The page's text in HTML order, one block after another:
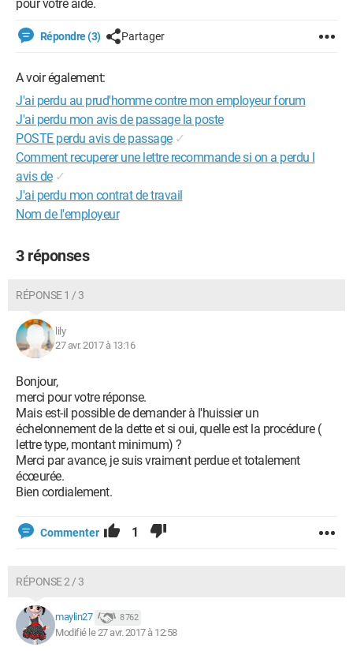
pour votre aide.
Répondre (3) Partager
A voir également:
J'ai perdu au prud'homme contre mon employeur forum
J'ai perdu mon avis de passage la poste
POSTE perdu avis de passage ✓
Comment recuperer une lettre recommande si on a perdu l
avis de ✓
J'ai perdu mon contrat de travail
Nom de l'employeur
3 réponses
RÉPONSE 1 / 3
lily
27 avr. 2017 à 13:16
Bonjour,
merci pour votre réponse.
Mais est-il possible de demander à l'huissier un
échelonnement de la dette et si oui, quelle est la procédure (
lettre type, montant minimum) ?
Merci par avance, je suis vraiment perdue et totalement
écœurée.
Bien cordialement.
Commenter 1
RÉPONSE 2 / 3
maylin27 8 762
Modifié le 27 avr. 2017 à 12:58